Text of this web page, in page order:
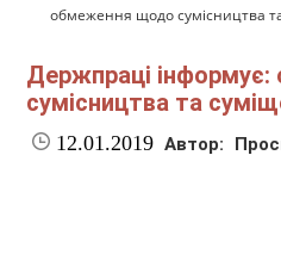
обмеження щодо сумісництва
Держпраці
сумісництва та
12.01.2019 Автор: